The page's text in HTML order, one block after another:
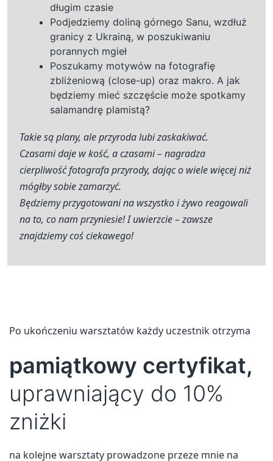
długim czasie
Podjedziemy doliną górnego Sanu, wzdłuż
granicy z Ukrainą, w poszukiwaniu
porannych mgieł
Poszukamy motywów na fotografię
zbliżeniową (close-up) oraz makro. A jak
będziemy mieć szczęście może spotkamy
salamandrę plamistą?
Takie są plany, ale przyroda lubi zaskakiwać.
Czasami daje w kość, a czasami – nagradza
cierpliwość fotografa przyrody, dając o wiele więcej niż
mógłby sobie zamarzyć.
Będziemy przygotowani na wszystko i żywo reagowali
na to, co nam przyniesie! I uwierzcie – zawsze
znajdziemy coś ciekawego!
Po ukończeniu warsztatów każdy uczestnik otrzyma
pamiątkowy certyfikat,
uprawniający do 10%
zniżki
na kolejne warsztaty prowadzone przeze mnie na